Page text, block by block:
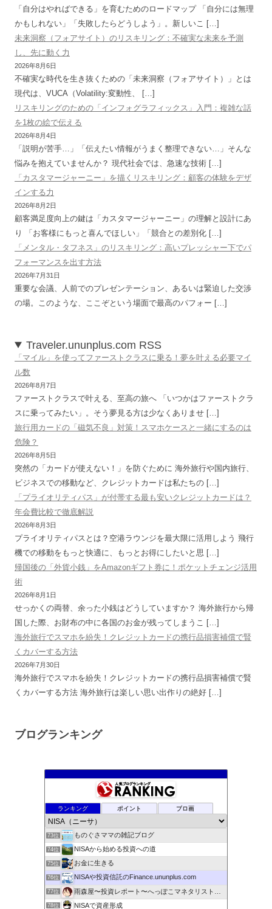
「自分はやればできる」を育むためのロードマップ 「自分には無理
かもしれない」「失敗したらどうしよう」。新しいこ […]
未来洞察（フォアサイト）のリスキリング：不確実な未来を予測
し、先に動く力
2026年8月6日
不確実な時代を生き抜くための「未来洞察（フォアサイト）」とは
現代は、VUCA（Volatility:変動性、 […]
リスキリングのための「インフォグラフィックス」入門：複雑な話
を1枚の絵で伝える
2026年8月4日
「説明が苦手…」「伝えたい情報がうまく整理できない…」そんな
悩みを抱えていませんか？ 現代社会では、急速な技術 […]
「カスタマージャーニー」を描くリスキリング：顧客の体験をデザ
インする力
2026年8月2日
顧客満足度向上の鍵は「カスタマージャーニー」の理解と設計にあ
り 「お客様にもっと喜んでほしい」「競合との差別化 […]
「メンタル・タフネス」のリスキリング：高いプレッシャー下でパ
フォーマンスを出す方法
2026年7月31日
重要な会議、人前でのプレゼンテーション、あるいは緊迫した交渉
の場。このような、ここぞという場面で最高のパフォー […]
Traveler.ununplus.com RSS
「マイル」を使ってファーストクラスに乗る！夢を叶える必要マイ
ル数
2026年8月7日
ファーストクラスで叶える、至高の旅へ 「いつかはファーストクラ
スに乗ってみたい」。そう夢見る方は少なくありませ […]
旅行用カードの「磁気不良」対策！スマホケースと一緒にするのは
危険？
2026年8月5日
突然の「カードが使えない！」を防ぐために 海外旅行や国内旅行、
ビジネスでの移動など、クレジットカードは私たちの […]
「プライオリティパス」が付帯する最も安いクレジットカードは？
年会費比較で徹底解説
2026年8月3日
プライオリティパスとは？空港ラウンジを最大限に活用しよう 飛行
機での移動をもっと快適に、もっとお得にしたいと思 […]
帰国後の「外貨小銭」をAmazonギフト券に！ポケットチェンジ活用
術
2026年8月1日
せっかくの両替、余った小銭はどうしていますか？ 海外旅行から帰
国した際、お財布の中に各国のお金が残ってしまうこ […]
海外旅行でスマホを紛失！クレジットカードの携行品損害補償で賢
くカバーする方法
2026年7月30日
海外旅行でスマホを紛失！クレジットカードの携行品損害補償で賢
くカバーする方法 海外旅行は楽しい思い出作りの絶好 […]
ブログランキング
ランキング ポイント ブロ画
69位 むねろぐ 〜米国株式・配当再投資でまったりリッチ〜
ぐうたらサラリーマンの資産運用
71位 NISAとインデックスファンドでらくちん積立投資ブログ！
72位 お金とマネーと株主優待のブログ。あとゲームとホワイト会社転職
73位 ものぐさママの雑記ブログ
74位 NISAから始める投資への道
75位 お金に生きる
76位 NISAや投資信託のFinance.ununplus.com
77位 雨森屋〜投資レポート〜へっぽこマネタリストの投資日記
78位 NISAで資産形成